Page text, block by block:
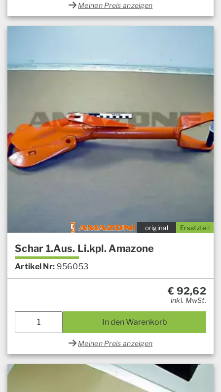
Meinen Preis anzeigen
Ersatzteil
original
Schar 1.Aus. Li.kpl. Amazone
Artikel Nr: 956053
€ 92,62
inkl. MwSt.
In den Warenkorb
Meinen Preis anzeigen